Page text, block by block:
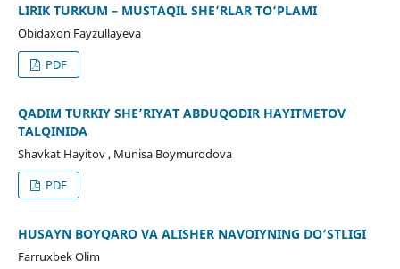
LIRIK TURKUM – MUSTAQIL SHE’RLAR TO‘PLAMI
Obidaxon Fayzullayeva
PDF
QADIM TURKIY SHE’RIYAT ABDUQODIR HAYITMETOV
TALQINIDA
Shavkat Hayitov , Munisa Boymurodova
PDF
HUSAYN BOYQARO VA ALISHER NAVOIYNING DO‘STLIGI
Farruxbek Olim